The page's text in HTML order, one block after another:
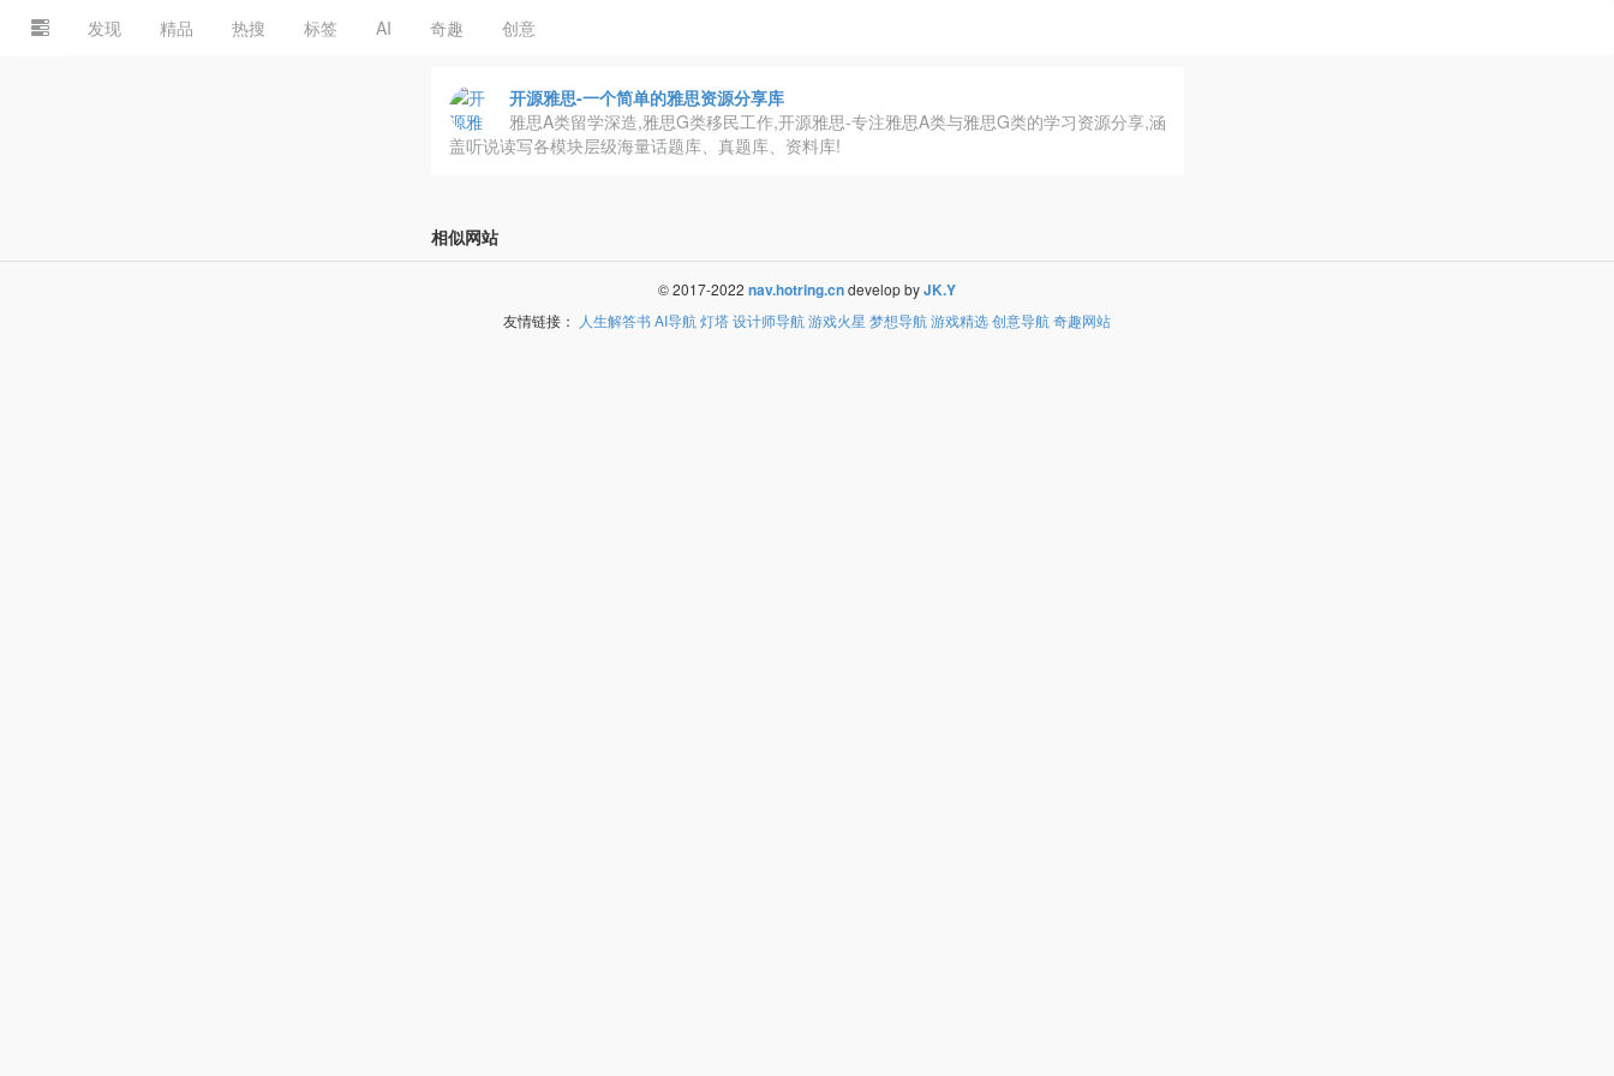
发现 精品 热搜 标签 AI 奇趣 创意
开源雅思-一个简单的雅思资源分享库
雅思A类留学深造,雅思G类移民工作,开源雅思-专注雅思A类与雅思G类的学习资源分享,涵
盖听说读写各模块层级海量话题库、真题库、资料库!
相似网站
© 2017-2022 nav.hotring.cndevelop byJK.Y
友情链接： 人生解答书AI导航灯塔设计师导航游戏火星 梦想导航游戏精选创意导航奇趣网站